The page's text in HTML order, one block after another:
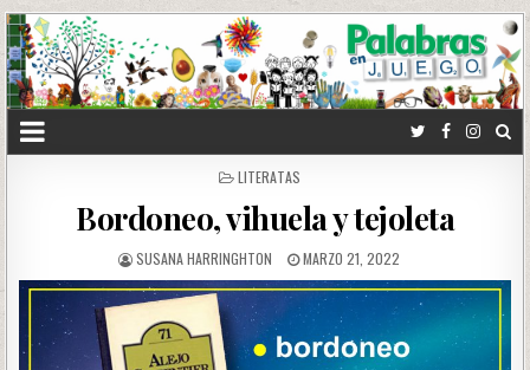
POSTED
LITERATAS
Bordoneo, vihuela y tejoleta
SUSANA HARRINGHTON MARZO 21, 2022